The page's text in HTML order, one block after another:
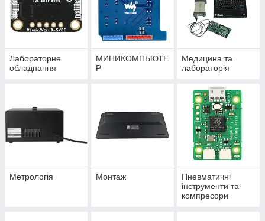
Лабораторне
обладнання
МИНИКОМПЬЮТЕ
Р
Медицина та
лабораторія
Метрологія Монтаж
Пневматичні
інструменти та
компресори